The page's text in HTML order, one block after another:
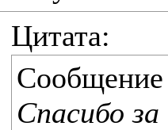
Цитата:
Спасибо